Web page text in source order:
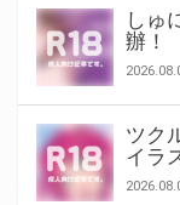
しゅ
辦！
ツク
イラ